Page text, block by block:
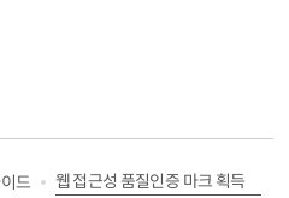
드 웹 접근성 품질인증 마크 획득